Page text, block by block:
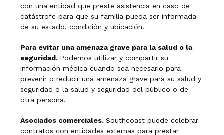
con una entidad que preste asistencia en caso de
catástrofe para que su familia pueda ser informada
de su estado, condición y ubicación.
Para evitar una amenaza grave para la salud o la
seguridad. Podemos utilizar y compartir su
información médica cuando sea necesario para
prevenir o reducir una amenaza grave para su salud y
seguridad o la salud y seguridad del público o de
otra persona.
Asociados comerciales. Southcoast puede celebrar
contratos con entidades externas para prestar